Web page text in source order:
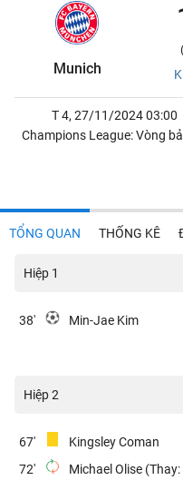
Munich
T 4, 27/11/2024 03:00
Champions League: Vòng
TỔNG QUAN THỐNG KÊ
Hiệp 1
38' Min-Jae Kim
Hiệp 2
67' Kingsley Coman
72'
Michael Olise (Thay: